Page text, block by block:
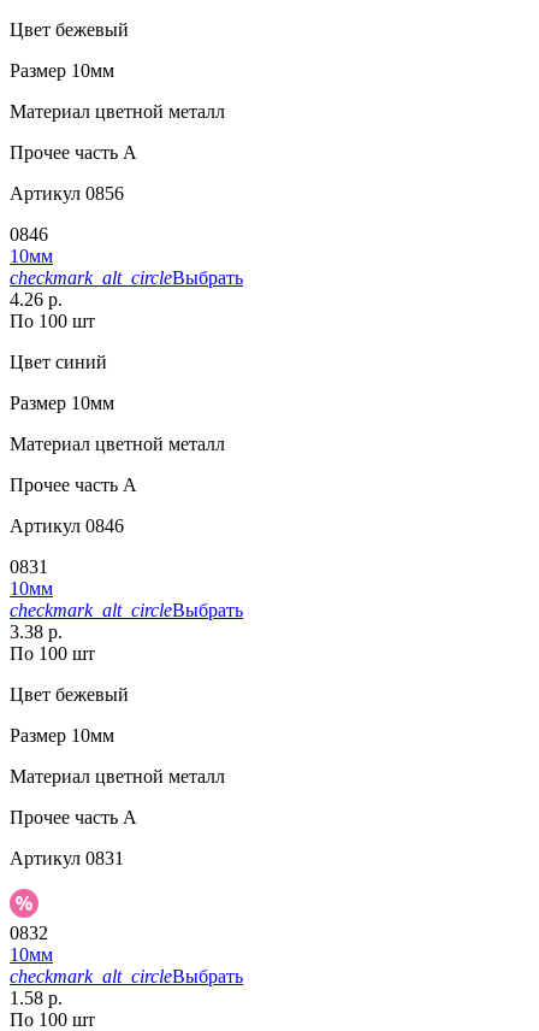
Цвет бежевый
Размер 10мм
Материал цветной металл
Прочее часть A
Артикул 0856
0846
10мм
checkmark_alt_circleВыбрать
4.26 р.
По 100 шт
Цвет синий
Размер 10мм
Материал цветной металл
Прочее часть A
Артикул 0846
0831
10мм
checkmark_alt_circleВыбрать
3.38 р.
По 100 шт
Цвет бежевый
Размер 10мм
Материал цветной металл
Прочее часть A
Артикул 0831
0832
10мм
checkmark_alt_circleВыбрать
1.58 р.
По 100 шт